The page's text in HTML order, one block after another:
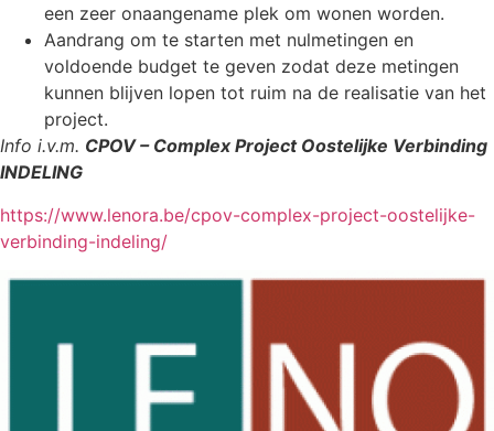
een zeer onaangename plek om wonen worden.
Aandrang om te starten met nulmetingen en
voldoende budget te geven zodat deze metingen
kunnen blijven lopen tot ruim na de realisatie van het
project.
Info i.v.m. CPOV – Complex Project Oostelijke Verbinding
INDELING
https://www.lenora.be/cpov-complex-project-oostelijke-
verbinding-indeling/